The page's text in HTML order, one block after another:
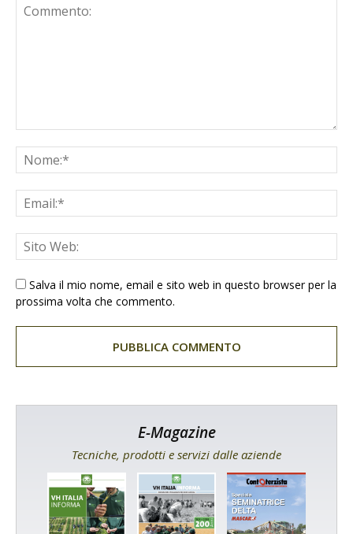
Salva il mio nome, email e sito web in questo browser per la
prossima volta che commento.
E-Magazine
Tecniche, prodotti e servizi dalle aziende